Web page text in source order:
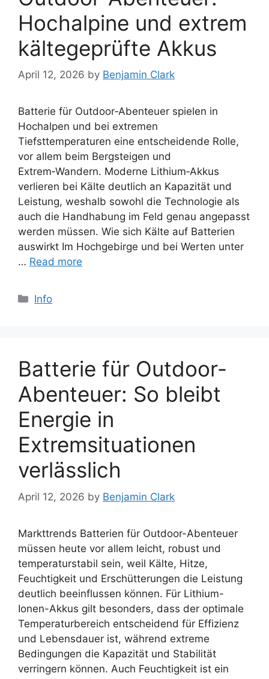
Hochalpine und extrem
kältegeprüfte Akkus
April 12, 2026 by Benjamin Clark
Batterie für Outdoor‑Abenteuer spielen in
Hochalpen und bei extremen
Tiefsttemperaturen eine entscheidende Rolle,
vor allem beim Bergsteigen und
Extrem‑Wandern. Moderne Lithium‑Akkus
verlieren bei Kälte deutlich an Kapazität und
Leistung, weshalb sowohl die Technologie als
auch die Handhabung im Feld genau angepasst
werden müssen. Wie sich Kälte auf Batterien
auswirkt Im Hochgebirge und bei Werten unter
… Read more
Categories
Info
Batterie für Outdoor-
Abenteuer: So bleibt
Energie in
Extremsituationen
verlässlich
April 12, 2026 by Benjamin Clark
Markttrends Batterien für Outdoor-Abenteuer
müssen heute vor allem leicht, robust und
temperaturstabil sein, weil Kälte, Hitze,
Feuchtigkeit und Erschütterungen die Leistung
deutlich beeinflussen können. Für Lithium-
Ionen-Akkus gilt besonders, dass der optimale
Temperaturbereich entscheidend für Effizienz
und Lebensdauer ist, während extreme
Bedingungen die Kapazität und Stabilität
verringern können. Auch Feuchtigkeit ist ein